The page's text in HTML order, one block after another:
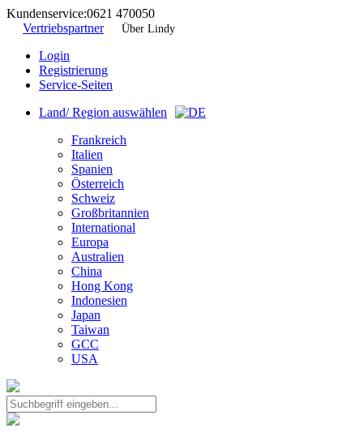
Kundenservice:0621 470050
Vertriebspartner
Über Lindy
Login
Registrierung
Service-Seiten
Land/ Region auswählen
Frankreich
Italien
Spanien
Österreich
Schweiz
Großbritannien
International
Europa
Australien
China
Hong Kong
Indonesien
Japan
Taiwan
GCC
USA